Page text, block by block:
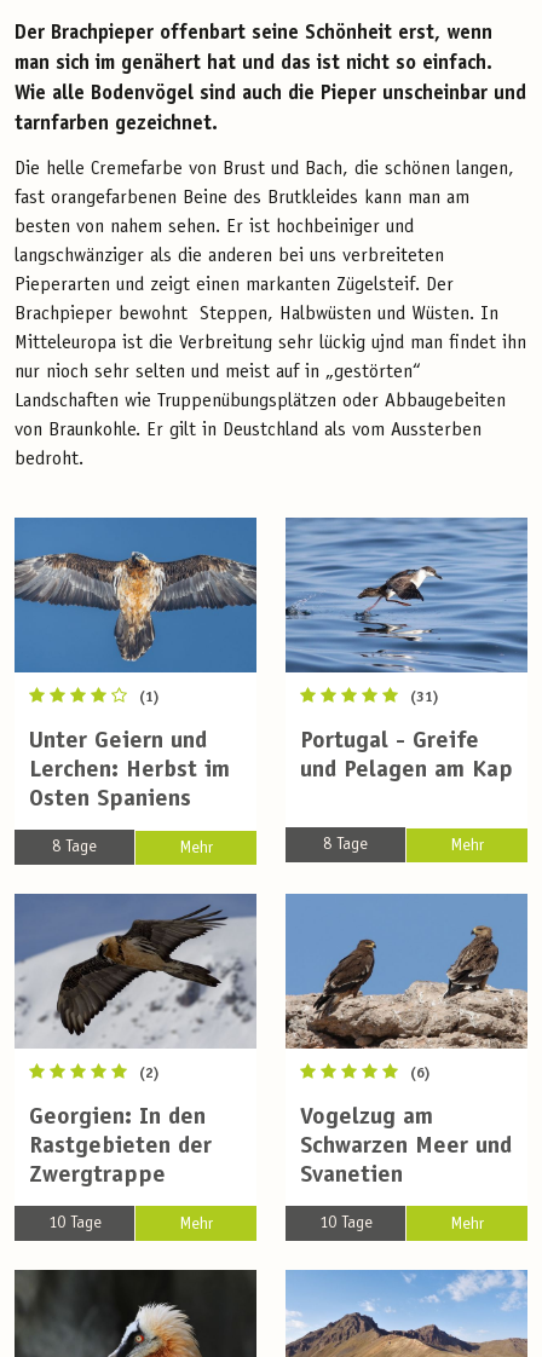
Der Brachpieper offenbart seine Schönheit erst, wenn
man sich im genähert hat und das ist nicht so einfach.
Wie alle Bodenvögel sind auch die Pieper unscheinbar und
tarnfarben gezeichnet.
Die helle Cremefarbe von Brust und Bach, die schönen langen,
fast orangefarbenen Beine des Brutkleides kann man am
besten von nahem sehen. Er ist hochbeiniger und
langschwänziger als die anderen bei uns verbreiteten
Pieperarten und zeigt einen markanten Zügelsteif. Der
Brachpieper bewohnt Steppen, Halbwüsten und Wüsten. In
Mitteleuropa ist die Verbreitung sehr lückig ujnd man findet ihn
nur nioch sehr selten und meist auf in „gestörten“
Landschaften wie Truppenübungsplätzen oder Abbaugebeiten
von Braunkohle. Er gilt in Deustchland als vom Aussterben
bedroht.
(1)
Unter Geiern und
Lerchen: Herbst im
Osten Spaniens
8 Tage Mehr
(31)
Portugal - Greife
und Pelagen am Kap
8 Tage Mehr
(2)
Georgien: In den
Rastgebieten der
Zwergtrappe
10 Tage Mehr
(6)
Vogelzug am
Schwarzen Meer und
Svanetien
10 Tage Mehr